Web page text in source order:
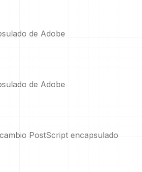
de Adobe
de Adobe
PostScript encapsulado